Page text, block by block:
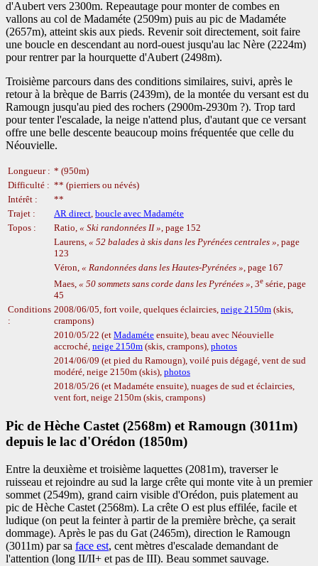
d'Aubert vers 2300m. Repeautage pour monter de combes en
vallons au col de Madaméte (2509m) puis au pic de Madaméte
(2657m), atteint skis aux pieds. Revenir soit directement, soit faire
une boucle en descendant au nord-ouest jusqu'au lac Nère (2224m)
pour rentrer par la hourquette d'Aubert (2498m).
Troisième parcours dans des conditions similaires, suivi, après le
retour à la brèque de Barris (2439m), de la montée du versant est du
Ramougn jusqu'au pied des rochers (2900m-2930m ?). Trop tard
pour tenter l'escalade, la neige n'attend plus, d'autant que ce versant
offre une belle descente beaucoup moins fréquentée que celle du
Néouvielle.
Longueur : * (950m)
Difficulté : ** (pierriers ou névés)
Intérêt :
**
Trajet :
AR direct boucle avec Madaméte
Topos :
Ratio, Ski randonnées II
, page 152
Laurens,
52 balades à skis dans les Pyrénées centrales
, page
123
Véron,
Randonnées dans les Hautes-Pyrénées
, page 167
Maes,
50 sommets sans corde dans les Pyrénées , 3e série, page
45
Conditions
:
2008/06/05, fort voile, quelques éclaircies, neige 2150m (skis,
crampons)
2010/05/22 (et Madaméte ensuite), beau avec Néouvielle
accroché, neige 2150m (skis, crampons), photos
2014/06/09 (et pied du Ramougn), voilé puis dégagé, vent de sud
modéré, neige 2150m (skis), photos
2018/05/26 (et Madaméte ensuite), nuages de sud et éclaircies,
vent fort, neige 2150m (skis, crampons)
Pic de Hèche Castet (2568m) et Ramougn (3011m)
depuis le lac d'Orédon (1850m)
Entre la deuxième et troisième laquettes (2081m), traverser le
ruisseau et rejoindre au sud la large crête qui monte vite à un premier
sommet (2549m), grand cairn visible d'Orédon, puis platement au
pic de Hèche Castet (2568m). La crête O est plus effilée, facile et
ludique (on peut la feinter à partir de la première brèche, ça serait
dommage). Après le pas du Gat (2465m), direction le Ramougn
(3011m) par sa face est, cent mètres d'escalade demandant de
l'attention (long II/II+ et pas de III). Beau sommet sauvage.